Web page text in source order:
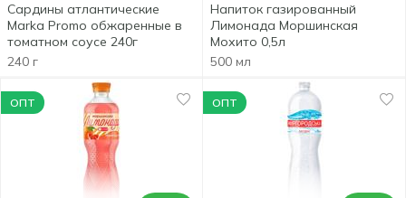
Сардины атлантические
Marka Promo обжаренные в
томатном соусе 240г
240 г
Напиток газированный
Лимонада Моршинская
Мохито 0,5л
500 мл
ОПТ ОПТ